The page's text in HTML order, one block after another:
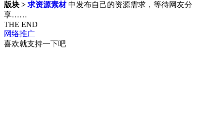
版块 > 求资源素材 中发布自己的资源需求，等待网友分
享……
THE END
网络推广
喜欢就支持一下吧